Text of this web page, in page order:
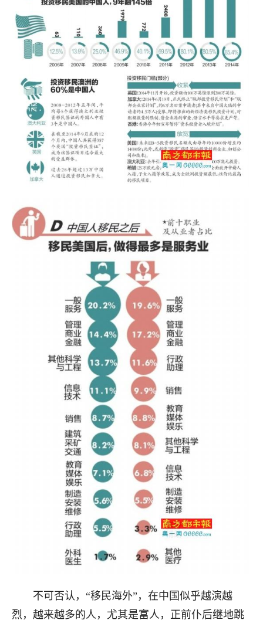
不可否认，“移民海外”，在中国似乎越演越
烈，越来越多的人，尤其是富人，正前仆后继地跳